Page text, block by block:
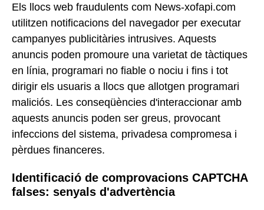
Els llocs web fraudulents com News-xofapi.com
utilitzen notificacions del navegador per executar
campanyes publicitàries intrusives. Aquests
anuncis poden promoure una varietat de tàctiques
en línia, programari no fiable o nociu i fins i tot
dirigir els usuaris a llocs que allotgen programari
maliciós. Les conseqüències d'interaccionar amb
aquests anuncis poden ser greus, provocant
infeccions del sistema, privadesa compromesa i
pèrdues financeres.
Identificació de comprovacions CAPTCHA
falses: senyals d'advertència